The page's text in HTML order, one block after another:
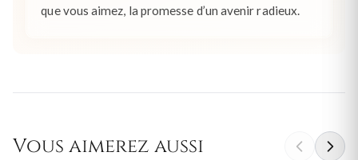
que vous aimez, la promesse d’un avenir radieux.
Vous aimerez aussi